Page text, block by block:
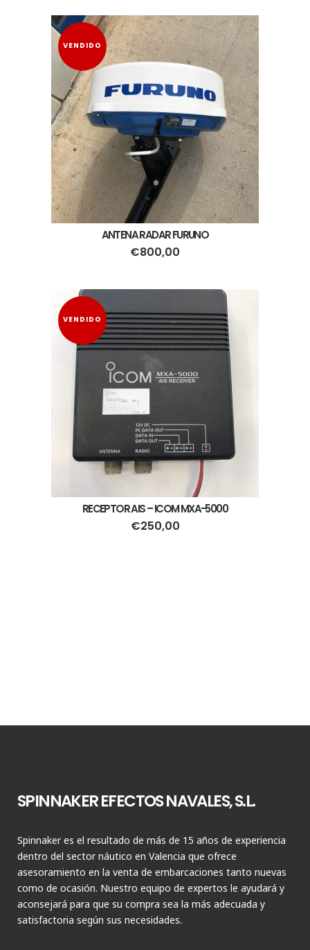
VENDIDO
ANTENA RADAR FURUNO
€800,00
VENDIDO
RECEPTOR AIS – ICOM MXA-5000
€250,00
SPINNAKER EFECTOS NAVALES, S.L.
Spinnaker es el resultado de más de 15 años de experiencia
dentro del sector náutico en Valencia que ofrece
asesoramiento en la venta de embarcaciones tanto nuevas
como de ocasión. Nuestro equipo de expertos le ayudará y
aconsejará para que su compra sea la más adecuada y
satisfactoria según sus necesidades.